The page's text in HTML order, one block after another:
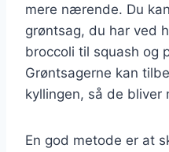
mere nærende. Du
grøntsag, du har ved
broccoli til squash og
Grøntsagerne kan
kyllingen, så de bliver
En god metode er at